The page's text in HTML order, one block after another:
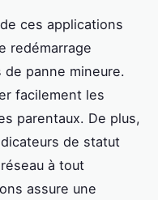
de ces applications
redémarrage
panne mineure.
facilement les
parentaux. De plus,
de statut
à tout
assure une